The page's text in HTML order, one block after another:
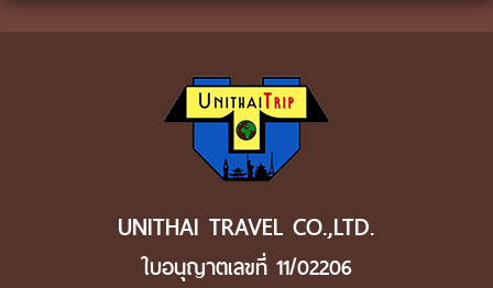
UNITHAI TRAVEL CO.,LTD.
ใบอนุญาตเลขที่ 11/02206